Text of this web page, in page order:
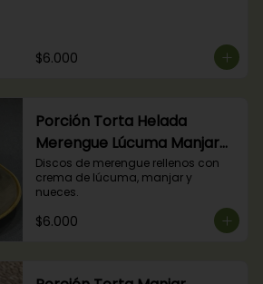
$6.000
Porción Torta Helada
Merengue Lúcuma Manjar
Nuez
Discos de merengue rellenos con
crema de lúcuma, manjar y
nueces.
$6.000